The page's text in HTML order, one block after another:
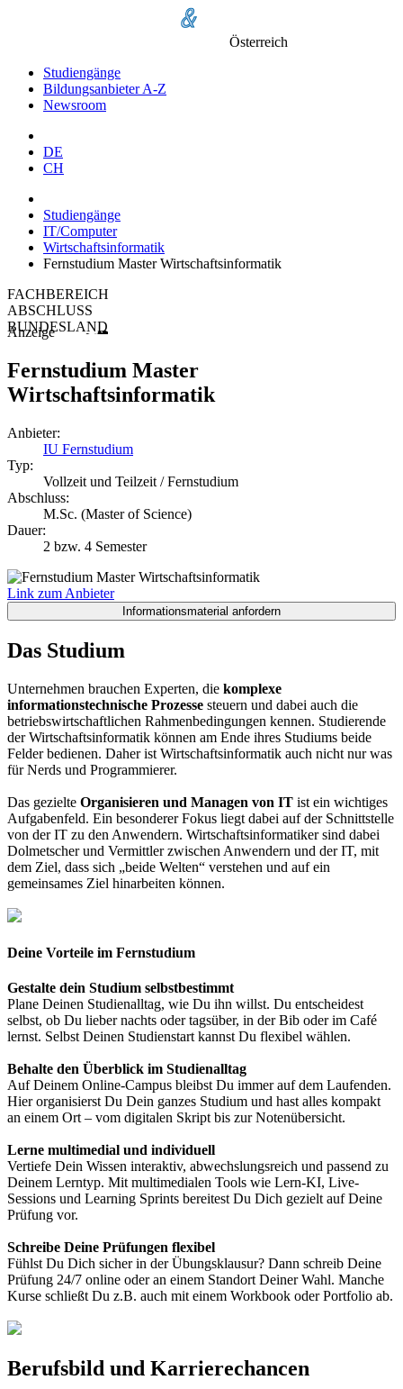
Österreich
Studiengänge
Bildungsanbieter A-Z
Newsroom
DE
CH
Studiengänge
IT/Computer
Wirtschaftsinformatik
Fernstudium Master Wirtschaftsinformatik
FACHBEREICH
ABSCHLUSS
BUNDESLAND
Anzeige
Fernstudium Master
Wirtschaftsinformatik
Anbieter:
IU Fernstudium
Typ:
Vollzeit und Teilzeit / Fernstudium
Abschluss:
M.Sc. (Master of Science)
Dauer:
2 bzw. 4 Semester
Link zum Anbieter
Das Studium
Unternehmen brauchen Experten, die komplexe
informationstechnische Prozesse steuern und dabei auch die
betriebswirtschaftlichen Rahmenbedingungen kennen. Studierende
der Wirtschaftsinformatik können am Ende ihres Studiums beide
Felder bedienen. Daher ist Wirtschaftsinformatik auch nicht nur was
für Nerds und Programmierer.
Das gezielte Organisieren und Managen von IT ist ein wichtiges
Aufgabenfeld. Ein besonderer Fokus liegt dabei auf der Schnittstelle
von der IT zu den Anwendern. Wirtschaftsinformatiker sind dabei
Dolmetscher und Vermittler zwischen Anwendern und der IT, mit
dem Ziel, dass sich „beide Welten“ verstehen und auf ein
gemeinsames Ziel hinarbeiten können.
Deine Vorteile im Fernstudium
Gestalte dein Studium selbstbestimmt
Plane Deinen Studienalltag, wie Du ihn willst. Du entscheidest
selbst, ob Du lieber nachts oder tagsüber, in der Bib oder im Café
lernst. Selbst Deinen Studienstart kannst Du flexibel wählen.
Behalte den Überblick im Studienalltag
Auf Deinem Online-Campus bleibst Du immer auf dem Laufenden.
Hier organisierst Du Dein ganzes Studium und hast alles kompakt
an einem Ort – vom digitalen Skript bis zur Notenübersicht.
Lerne multimedial und individuell
Vertiefe Dein Wissen interaktiv, abwechslungsreich und passend zu
Deinem Lerntyp. Mit multimedialen Tools wie Lern-KI, Live-
Sessions und Learning Sprints bereitest Du Dich gezielt auf Deine
Prüfung vor.
Schreibe Deine Prüfungen flexibel
Fühlst Du Dich sicher in der Übungsklausur? Dann schreib Deine
Prüfung 24/7 online oder an einem Standort Deiner Wahl. Manche
Kurse schließt Du z.B. auch mit einem Workbook oder Portfolio ab.
Berufsbild und Karrierechancen